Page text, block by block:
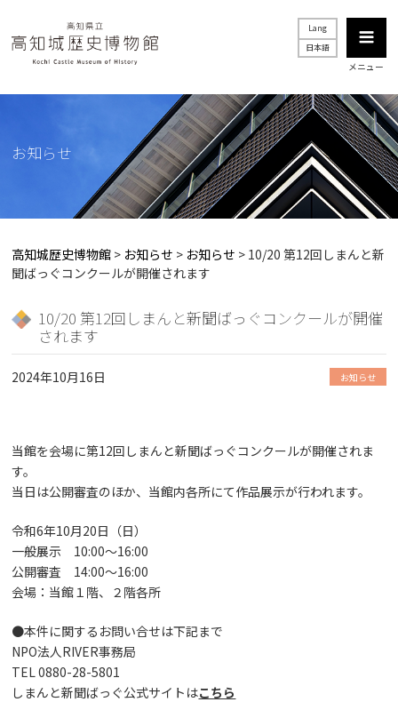
Lang
日本語
メニュー
お知らせ
高知城歴史博物館 > お知らせ > お知らせ > 10/20 第12回しまんと新
聞ばっぐコンクールが開催されます
10/20 第12回しまんと新聞ばっぐコンクールが開催
されます
2024年10月16日 お知らせ
当館を会場に第12回しまんと新聞ばっぐコンクールが開催されま
す。
当日は公開審査のほか、当館内各所にて作品展示が行われます。
令和6年10月20日（日）
一般展示 10:00～16:00
公開審査 14:00～16:00
会場：当館１階、２階各所
●本件に関するお問い合せは下記まで
NPO法人RIVER事務局
TEL 0880-28-5801
しまんと新聞ばっぐ公式サイトはこちら